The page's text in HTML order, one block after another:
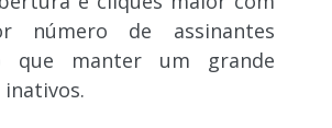
número de assinantes
que manter um grande